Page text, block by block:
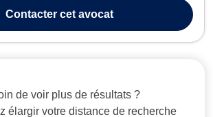
appartement, vices cachés voiture,
Contactercet avocat
de voir plus de résultats ?
élargir votre distance de recherche